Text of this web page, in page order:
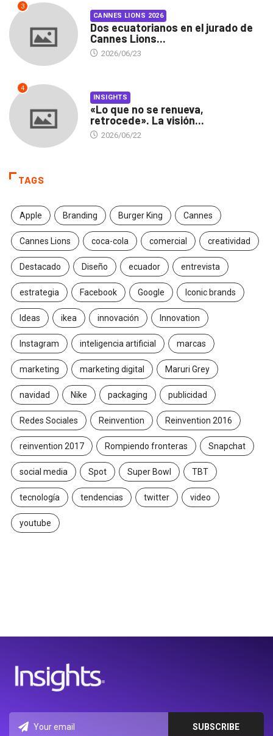
3
CANNES LIONS 2026
Dos ecuatorianos en el jurado de
Cannes Lions...
2026/06/23
4
INSIGHTS
«Lo que no se renueva,
retrocede». La visión...
2026/06/22
TAGS
Apple Branding Burger King Cannes
Cannes Lions coca-cola comercial creatividad
Destacado Diseño ecuador entrevista
estrategia Facebook Google Iconic brands
Ideas ikea innovación Innovation
Instagram inteligencia artificial marcas
marketing marketing digital Maruri Grey
navidad Nike packaging publicidad
Redes Sociales Reinvention Reinvention 2016
reinvention 2017 Rompiendo fronteras Snapchat
social media Spot Super Bowl TBT
tecnología tendencias twitter video
youtube